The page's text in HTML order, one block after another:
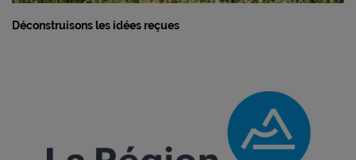
Déconstruisons les idées reçues